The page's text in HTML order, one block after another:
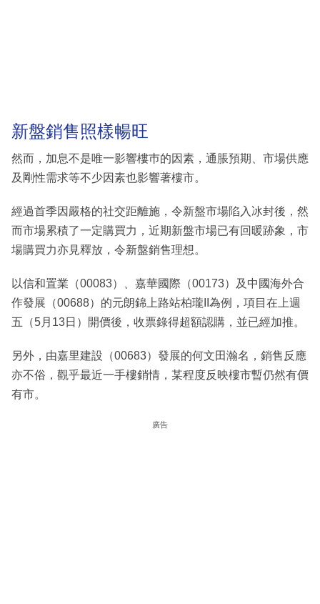
新盤銷售照樣暢旺
然而，加息不是唯一影響樓巿的因素，通脹預期、市場供應
及剛性需求等不少因素也影響著樓市。
經過首季因嚴格的社交距離施，令新盤市場陷入冰封後，然
而市場累積了一定購買力，近期新盤市場已有回暖跡象，市
場購買力亦見釋放，令新盤銷售理想。
以信和置業（00083）、嘉華國際（00173）及中國海外合
作發展（00688）的元朗錦上路站柏瓏II為例，項目在上週
五（5月13日）開價後，收票錄得超額認購，並已經加推。
另外，由嘉里建設（00683）發展的何文田瀚名，銷售反應
亦不俗，觀乎最近一手樓銷情，某程度反映樓市暫仍然有價
有市。
廣告